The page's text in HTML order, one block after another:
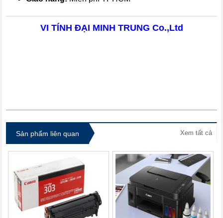
VI TÍNH ĐẠI MINH TRUNG Co.,Ltd
Sản phẩm liên quan Xem tất cả